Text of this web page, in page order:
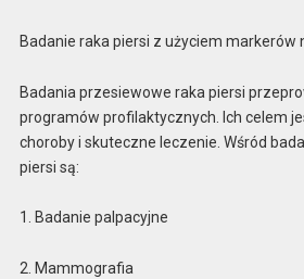
Badanie raka piersi z użyciem markerów
Badania przesiewowe raka piersi
programów profilaktycznych. Ich celem
choroby i skuteczne leczenie. Wśród
piersi są:
1. Badanie palpacyjne
2. Mammografia